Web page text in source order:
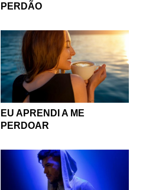
PERDÃO
EU APRENDI A ME
PERDOAR